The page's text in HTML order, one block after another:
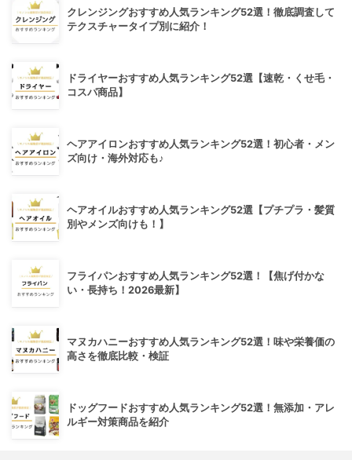
クレンジングおすすめ人気ランキング52選！徹底調査して
テクスチャータイプ別に紹介！
ドライヤーおすすめ人気ランキング52選【速乾・くせ毛・
コスパ商品】
ヘアアイロンおすすめ人気ランキング52選！初心者・メン
ズ向け・海外対応も♪
ヘアオイルおすすめ人気ランキング52選【プチプラ・髪質
別やメンズ向けも！】
フライパンおすすめ人気ランキング52選！【焦げ付かな
い・長持ち！2026最新】
マヌカハニーおすすめ人気ランキング52選！味や栄養価の
高さを徹底比較・検証
ドッグフードおすすめ人気ランキング52選！無添加・アレ
ルギー対策商品を紹介